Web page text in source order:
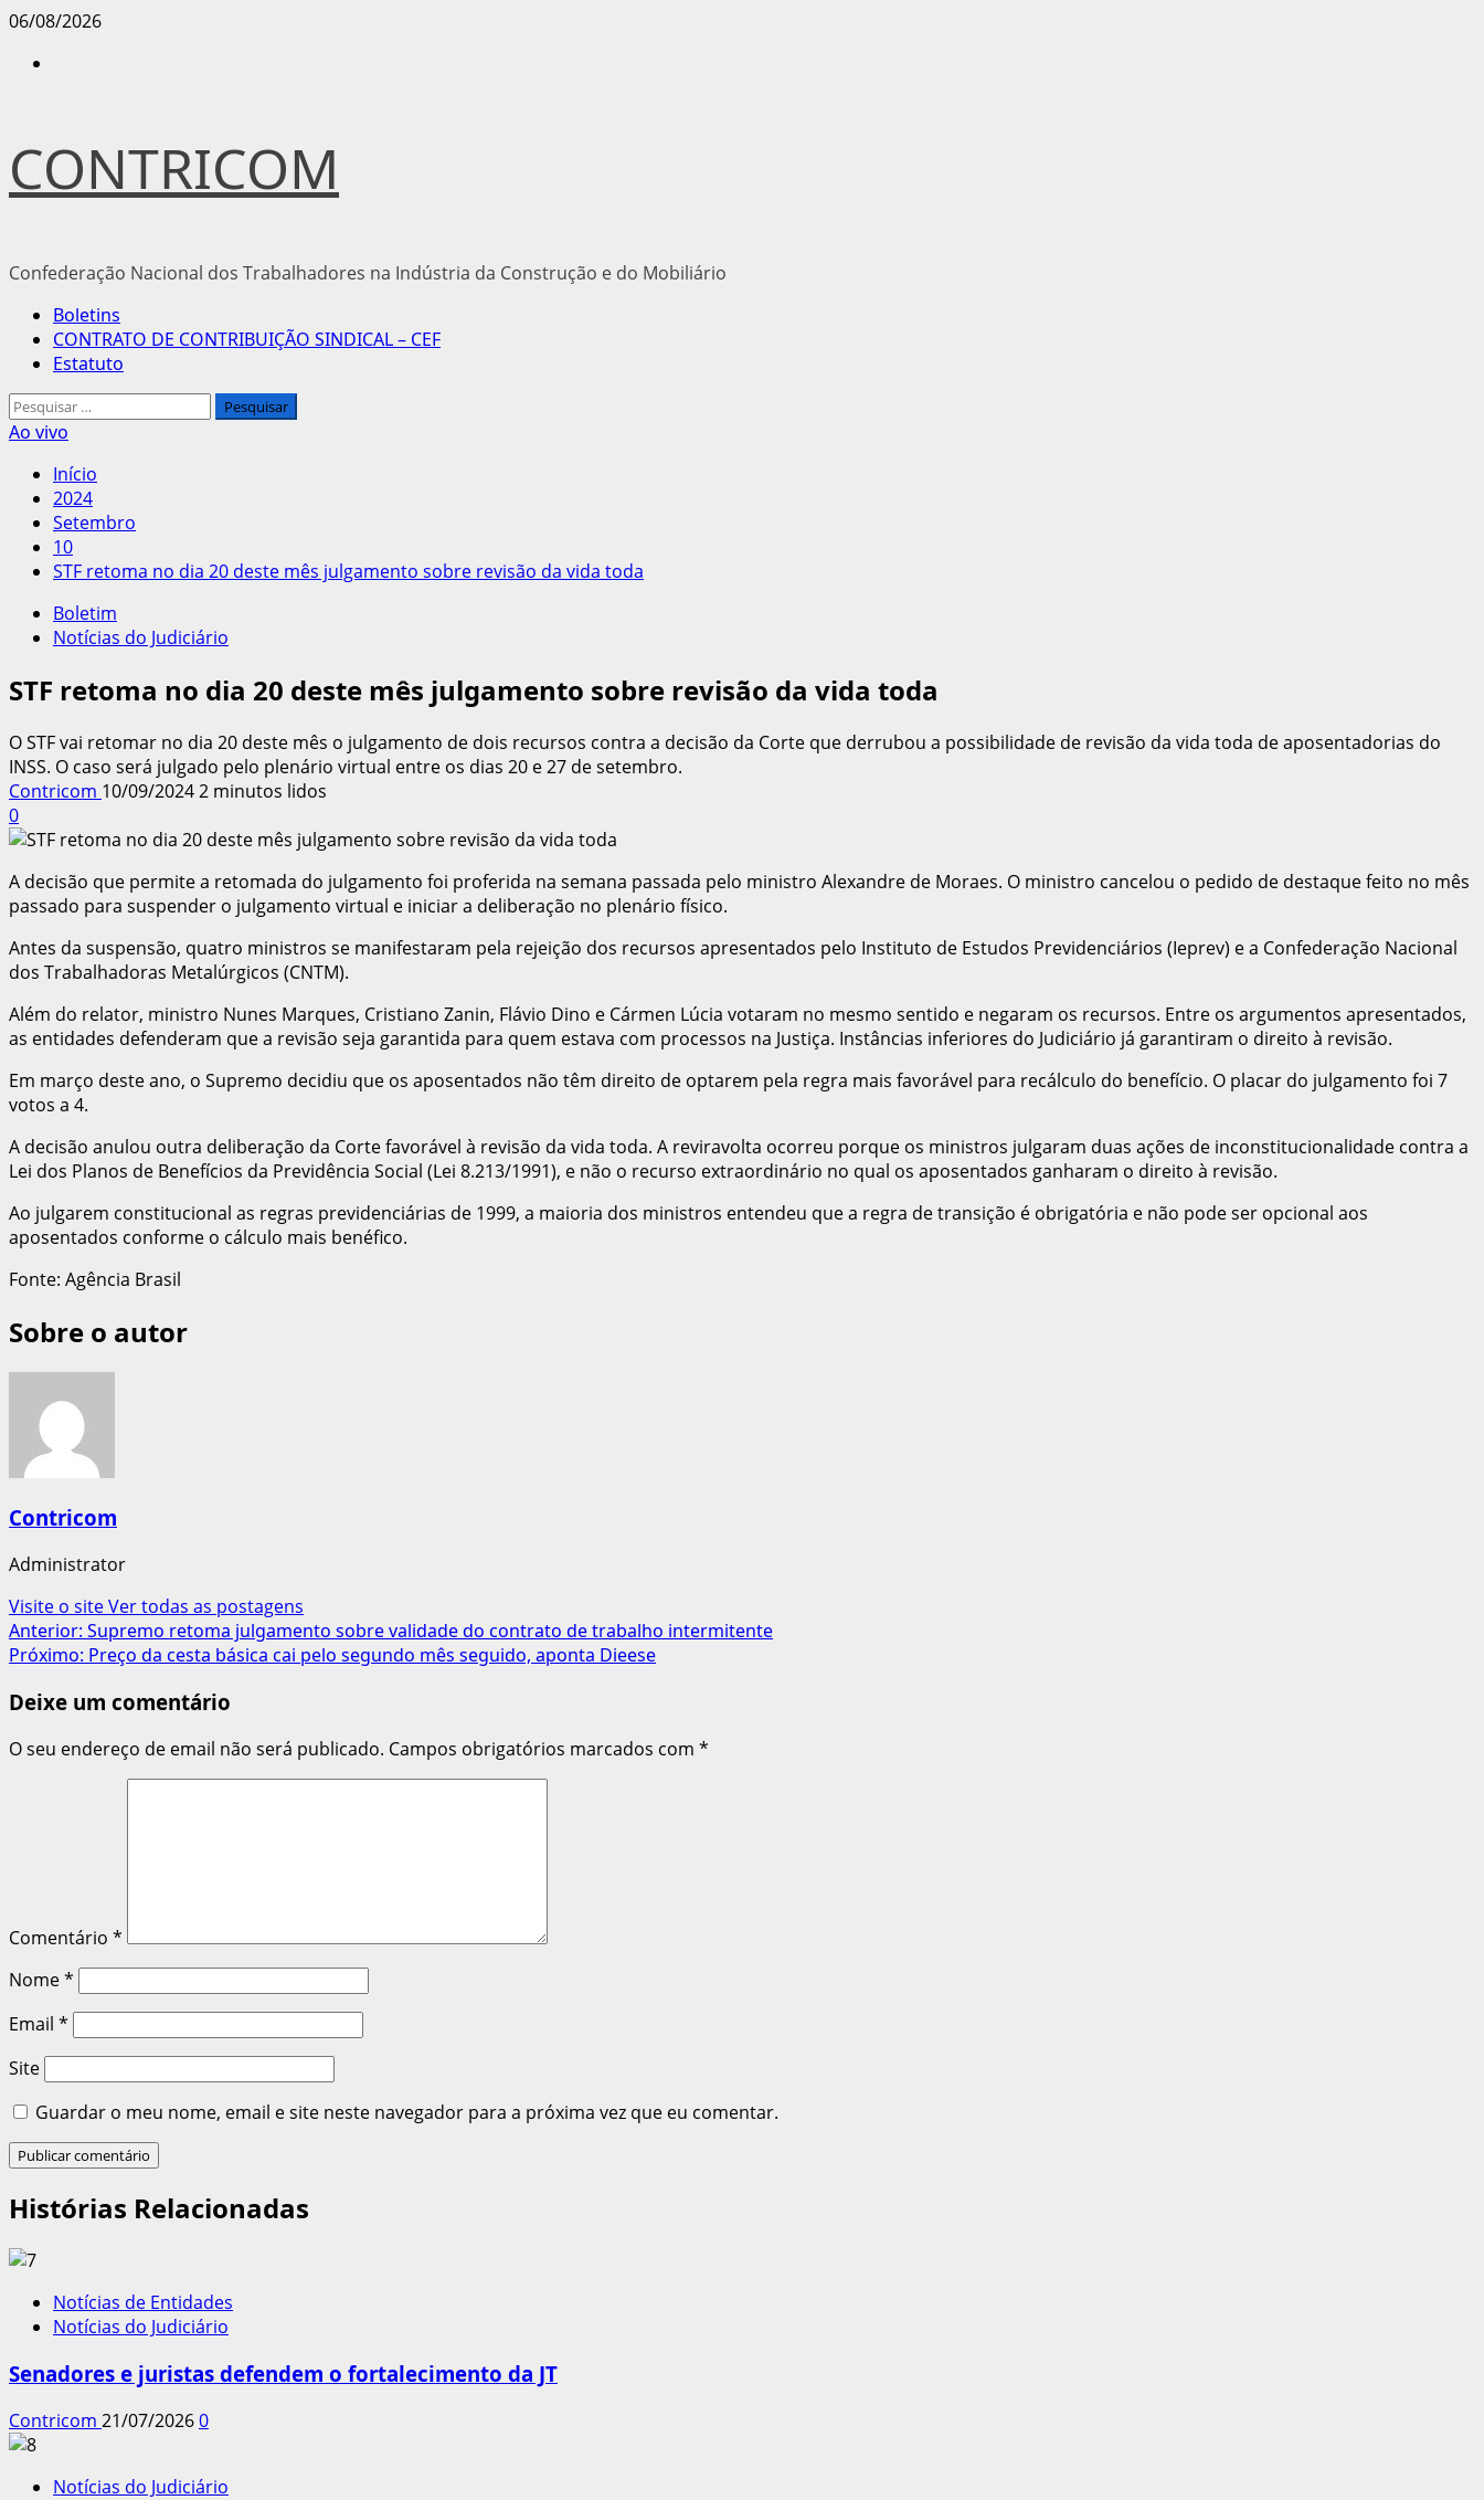
Avançar
06/08/2026
CONTRICOM
Confederação Nacional dos Trabalhadores na Indústria da Construção e do Mobiliário
Menu
principal
Boletins
CONTRATO DE CONTRIBUIÇÃO SINDICAL – CEF
Estatuto
Pesquisar
por:
Ao vivo
Início
2024
Setembro
10
STF retoma no dia 20 deste mês julgamento sobre revisão da vida toda
Boletim
Notícias do Judiciário
STF retoma no dia 20 deste mês julgamento sobre revisão da vida toda
O STF vai retomar no dia 20 deste mês o julgamento de dois recursos contra a decisão da Corte que derrubou a possibilidade de revisão da vida toda de aposentadorias do
INSS. O caso será julgado pelo plenário virtual entre os dias 20 e 27 de setembro.
Contricom 10/09/20242 minutos lidos
0
A decisão que permite a retomada do julgamento foi proferida na semana passada pelo ministro Alexandre de Moraes. O ministro cancelou o pedido de destaque feito no mês
passado para suspender o julgamento virtual e iniciar a deliberação no plenário físico.
Antes da suspensão, quatro ministros se manifestaram pela rejeição dos recursos apresentados pelo Instituto de Estudos Previdenciários (Ieprev) e a Confederação Nacional
dos Trabalhadoras Metalúrgicos (CNTM).
Além do relator, ministro Nunes Marques, Cristiano Zanin, Flávio Dino e Cármen Lúcia votaram no mesmo sentido e negaram os recursos. Entre os argumentos apresentados,
as entidades defenderam que a revisão seja garantida para quem estava com processos na Justiça. Instâncias inferiores do Judiciário já garantiram o direito à revisão.
Em março deste ano, o Supremo decidiu que os aposentados não têm direito de optarem pela regra mais favorável para recálculo do benefício. O placar do julgamento foi 7
votos a 4.
A decisão anulou outra deliberação da Corte favorável à revisão da vida toda. A reviravolta ocorreu porque os ministros julgaram duas ações de inconstitucionalidade contra a
Lei dos Planos de Benefícios da Previdência Social (Lei 8.213/1991), e não o recurso extraordinário no qual os aposentados ganharam o direito à revisão.
Ao julgarem constitucional as regras previdenciárias de 1999, a maioria dos ministros entendeu que a regra de transição é obrigatória e não pode ser opcional aos
aposentados conforme o cálculo mais benéfico.
Fonte: Agência Brasil
Sobre o autor
Contricom
Administrator
Visite o siteVer todas as postagens
Navegação
de
artigos
Anterior: Supremo retoma julgamento sobre validade do contrato de trabalho intermitente
Próximo: Preço da cesta básica cai pelo segundo mês seguido, aponta Dieese
Deixe um comentário
O seu endereço de email não será publicado. Campos obrigatórios marcados com *
Comentário *
Nome*
Email *
Site
Guardar o meu nome, email e site neste navegador para a próxima vez que eu comentar.
Histórias Relacionadas
Notícias de Entidades
Notícias do Judiciário
Senadores e juristas defendem o fortalecimento da JT
Contricom 21/07/20260
Notícias do Judiciário